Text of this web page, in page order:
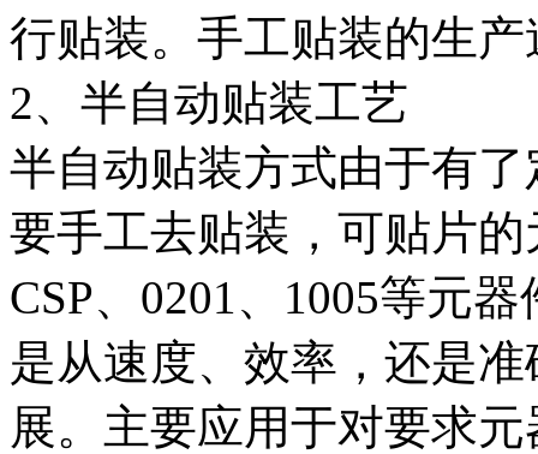
行贴装。手工贴装的生
2、半自动贴装工艺
半自动贴装方式由于有
要手工去贴装，可贴片
CSP、0201、1005等元
是从速度、效率，还是
展。主要应用于对要求